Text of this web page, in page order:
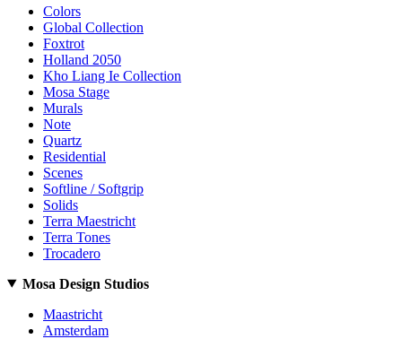
Colors
Global Collection
Foxtrot
Holland 2050
Kho Liang Ie Collection
Mosa Stage
Murals
Note
Quartz
Residential
Scenes
Softline / Softgrip
Solids
Terra Maestricht
Terra Tones
Trocadero
Mosa Design Studios
Maastricht
Amsterdam